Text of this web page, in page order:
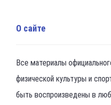
О сайте
Все материалы
физической культуры и
быть воспроизведены в